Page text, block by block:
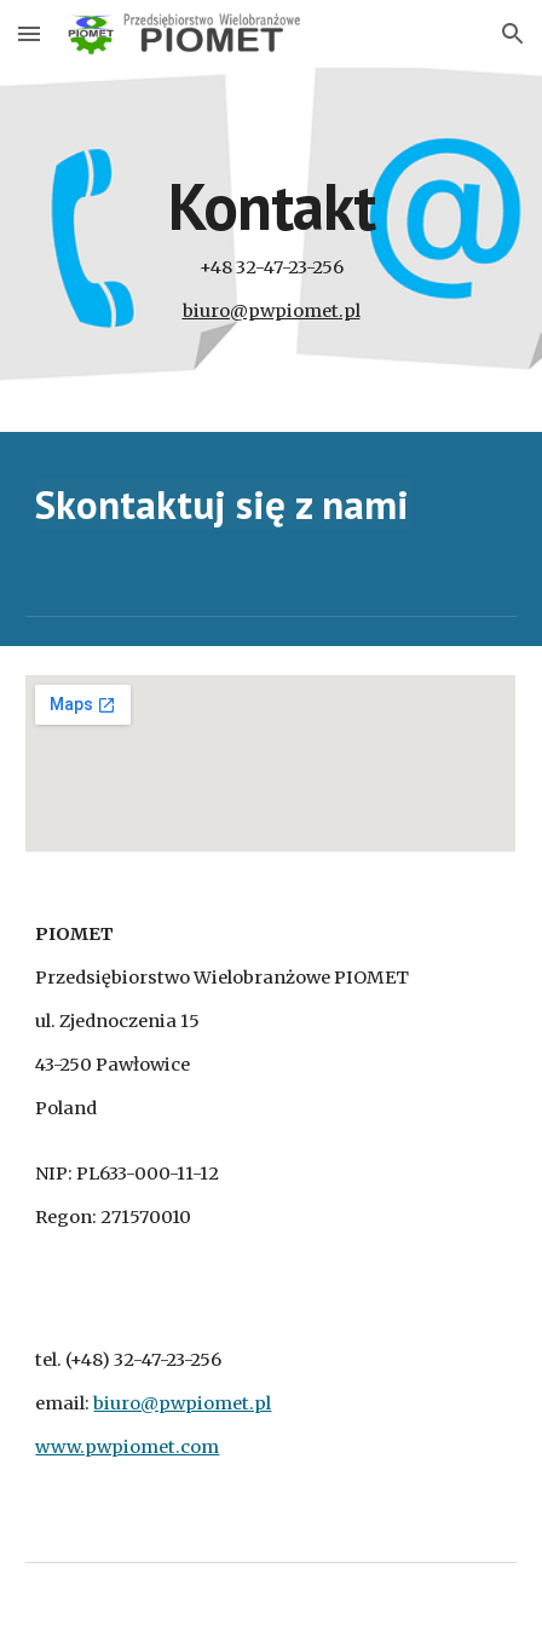
Skip to main content Skip to navigation
Kontakt
+48 32-47-23-256
biuro@pwpiomet.pl
Skontaktuj się z nami
PIOMET
Przedsiębiorstwo Wielobranżowe PIOMET
ul. Zjednoczenia 15
43-250 Pawłowice
Poland
NIP: PL633-000-11-12
Regon: 271570010
tel. (+48) 32-47-23-256
email:biuro@pwpiomet.pl
www.pwpiomet.com